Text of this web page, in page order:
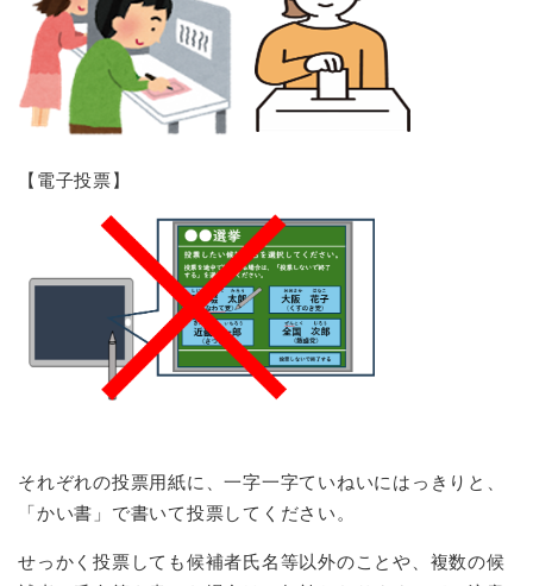
【電子投票】
それぞれの投票用紙に、一字一字ていねいにはっきりと、
「かい書」で書いて投票してください。
せっかく投票しても候補者氏名等以外のことや、複数の候